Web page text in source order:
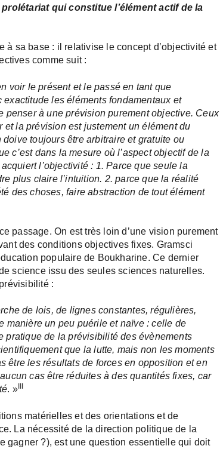
qui constitue l’élément actif de la
à sa base : il relativise le concept d’objectivité et
comme suit :
voir le présent et le passé en tant que
les éléments fondamentaux et
penser à une prévision purement objective. Ceux
la prévision est justement un élément du
toujours être arbitraire et gratuite ou
c’est dans la mesure où l’aspect objectif de la
l’objectivité : 1. Parce que seule la
plus claire l’intuition. 2. parce que la réalité
des choses, faire abstraction de tout élément
passage. On est très loin d’une vision purement
des conditions objectives fixes. Gramsci
populaire de Boukharine. Ce dernier
science issu des seules sciences naturelles.
:
de lois, de lignes constantes, régulières,
manière un peu puérile et naïve : celle de
pratique de la prévisibilité des évènements
que la lutte, mais non les moments
être les résultats de forces en opposition et en
cas être réduites à des quantités fixes, car
. »
matérielles et des orientations et de
La nécessité de la direction politique de la
gagner ?), est une question essentielle qui doit